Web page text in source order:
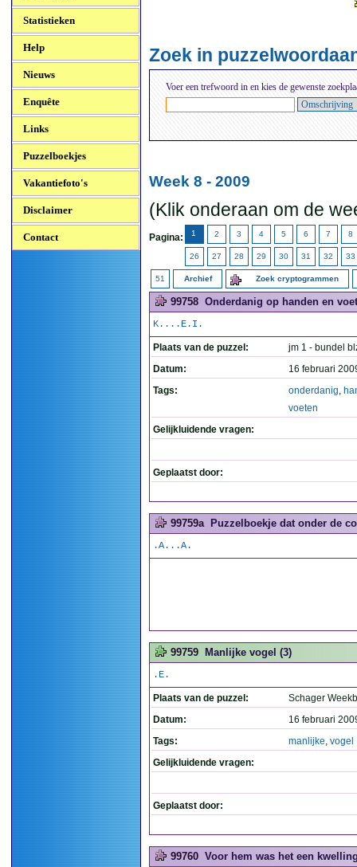
Statistieken
Help
Nieuws
Enquête
Links
Puzzelboekjes
Vakantiefoto's
Disclaimer
Contact
Zoek in
Voer een trefwoord in en kies de gewenste
Week 8 - 2009
(Klik onderaan om de
Pagina: 1 2 3 4 5 6 7 8
26 27 28 29 30 31 32 33
51 Archief Zoek cryptogrammen
99758 Onderdanig op handen en
K....E.I.
Plaats van de puzzel:
jm 1 - bundel
Datum:
16 februari
Tags:
onderdanig,
voeten
Gelijkluidende vragen:
Geplaatst door:
99759a Puzzelboekje dat onder de
.A...A.
99759 Manlijke vogel (3)
.E.
Plaats van de puzzel:
Schager
Datum:
16 februari
Tags:
manlijke, vogel
Gelijkluidende vragen:
Geplaatst door:
99760 Voor hem was het een